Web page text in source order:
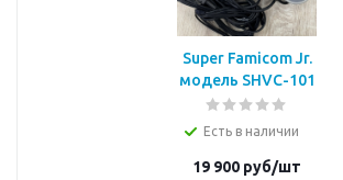
Super Famicom Jr.
модель SHVC-101
Есть в наличии
19 900 руб/шт